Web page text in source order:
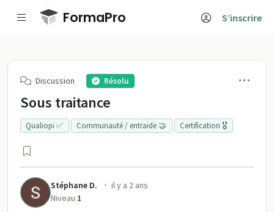
Passer au contenu principal
FormaPro S’inscrire
Discussion Résolu
Sous traitance
Qualiopi ✅ Communauté / entraide 🤝 Certification 🎖️
Stéphane D. · il y a 2 ans
Niveau 1